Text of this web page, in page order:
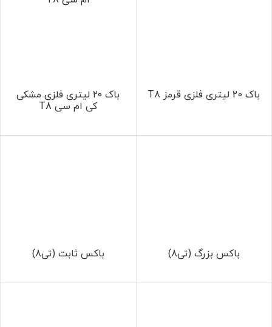
باک 20 لیتری فلزی قرمز T8
باک ۲۰ لیتری فلزی مشکی
کی ام سی T8
باکس بزرگ (تی8) باکس ثابت (تی8)